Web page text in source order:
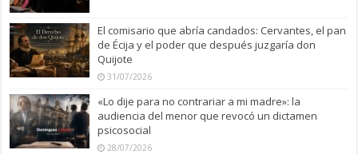
El comisario que abría candados: Cervantes, el pan
de Écija y el poder que después juzgaría don
Quijote
31/07/2026
«Lo dije para no contrariar a mi madre»: la
audiencia del menor que revocó un dictamen
psicosocial
28/07/2026